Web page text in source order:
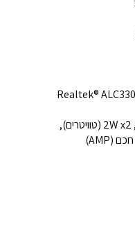
4 רמקולים סטריאו, 2W x2 (וופרים), 2W x2 (טוויטרים),